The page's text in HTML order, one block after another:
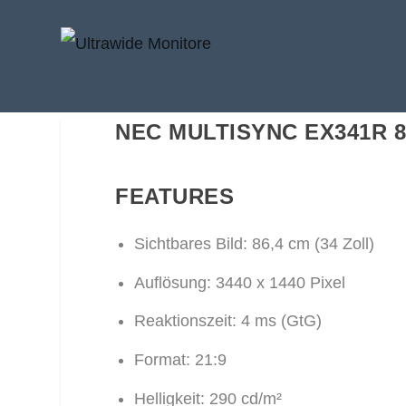
NEC MULTISYNC EX341R
FEATURES
Sichtbares Bild: 86,4 cm (34 Zoll)
Auflösung: 3440 x 1440 Pixel
Reaktionszeit: 4 ms (GtG)
Format: 21:9
Helligkeit: 290 cd/m²